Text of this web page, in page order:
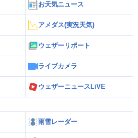
お天気ニュース
アメダス(実況天気)
ウェザーリポート
ライブカメラ
ウェザーニュースLiVE
雨雪レーダー